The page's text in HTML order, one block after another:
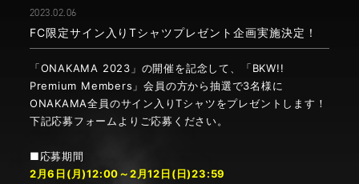
2023.02.06
FC限定サイン入りTシャツプレゼント企画実施決定！
「ONAKAMA 2023」の開催を記念して、「BKW!!
Premium Members」会員の方から抽選で3名様に
ONAKAMA全員のサイン入りTシャツをプレゼントします！
下記応募フォームよりご応募ください。
■応募期間
2月6日(月)12:00～2月12日(日)23:59